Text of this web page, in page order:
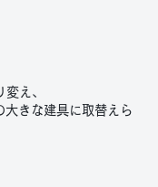
え、
大きな建具に取替えら